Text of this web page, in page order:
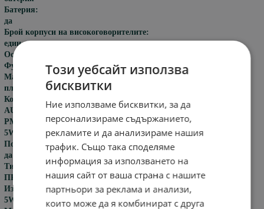
Батерия:
да
Брой корпуси на високоговорителите:
един
Особеност:
Функция на телефона, възпроизвеждане на видео
Материал:
пластмаса
Комуникация:
AUX, bluetooth, usb, аудио линия
PMPO:
5W
Поддръжка на карта с памет:
да
Тип високоговорител:
ПРЕНОСИМО
Изходяща мощност:
5W
Този уебсайт използва
бисквитки
Ние използваме бисквитки, за да
персонализираме съдържанието,
рекламите и да анализираме нашия
трафик. Също така споделяме
информация за използването на
нашия сайт от ваша страна с нашите
партньори за реклама и анализи,
които може да я комбинират с друга